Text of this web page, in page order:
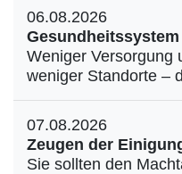
06.08.2026
Weniger Versorgung
weniger Standorte –
07.08.2026
Zeugen der
Sie sollten den